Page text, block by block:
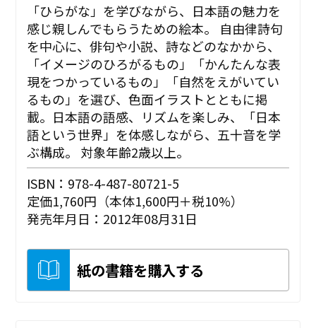
「ひらがな」を学びながら、日本語の魅力を
感じ親しんでもらうための絵本。 自由律詩句
を中心に、俳句や小説、詩などのなかから、
「イメージのひろがるもの」「かんたんな表
現をつかっているもの」「自然をえがいてい
るもの」を選び、色面イラストとともに掲
載。日本語の語感、リズムを楽しみ、「日本
語という世界」を体感しながら、五十音を学
ぶ構成。 対象年齢2歳以上。
ISBN：978-4-487-80721-5
定価1,760円（本体1,600円＋税10%）
発売年月日：2012年08月31日
紙の書籍を購入する